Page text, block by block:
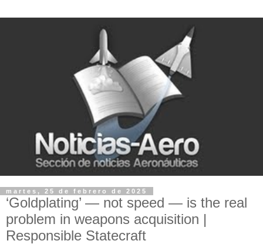
martes, 25 de febrero de 2025
‘Goldplating’ — not speed — is the real
problem in weapons acquisition |
Responsible Statecraft